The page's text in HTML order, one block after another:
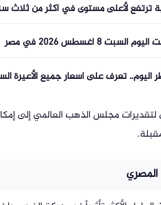
ترتفع لأعلى مستوى في أكثر من ثلاث
8 أغسطس 2026 في مصر
تعرف على أسعار جميع الأعيرة السبت 8